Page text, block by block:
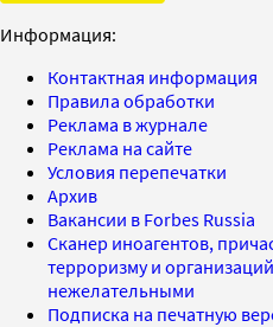
Информация:
Контактная информация
Правила обработки
Реклама в журнале
Реклама на сайте
Условия перепечатки
Архив
Вакансии в Forbes Russia
Сканер иноагентов,
терроризму и
нежелательными
Подписка на печатную